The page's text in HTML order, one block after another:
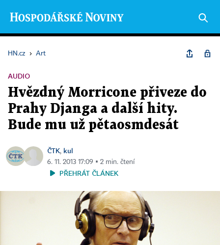
HN.cz › Art
AUDIO
Hvězdný Morricone přiveze do
Prahy Djanga a další hity.
Bude mu už pětaosmdesát
ČTK, kul
6. 11. 2013 17:09 ▪ 2 min. čtení
PŘEHRÁT ČLÁNEK